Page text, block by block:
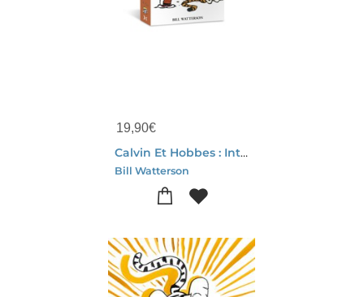
19,90€
Calvin Et Hobbes : Integrale Vol.2 : La Petite Integrale
Bill Watterson